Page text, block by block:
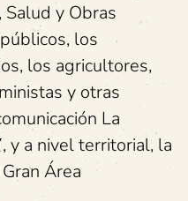
Salud y Obras
los
los agricultores,
y otras
La
y a nivel territorial, la
Área